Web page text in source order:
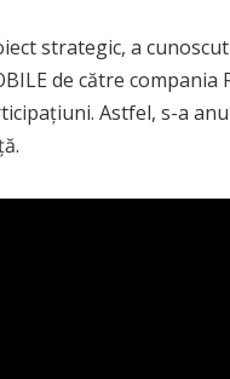
strategic, a
de către
Astfel, s-a